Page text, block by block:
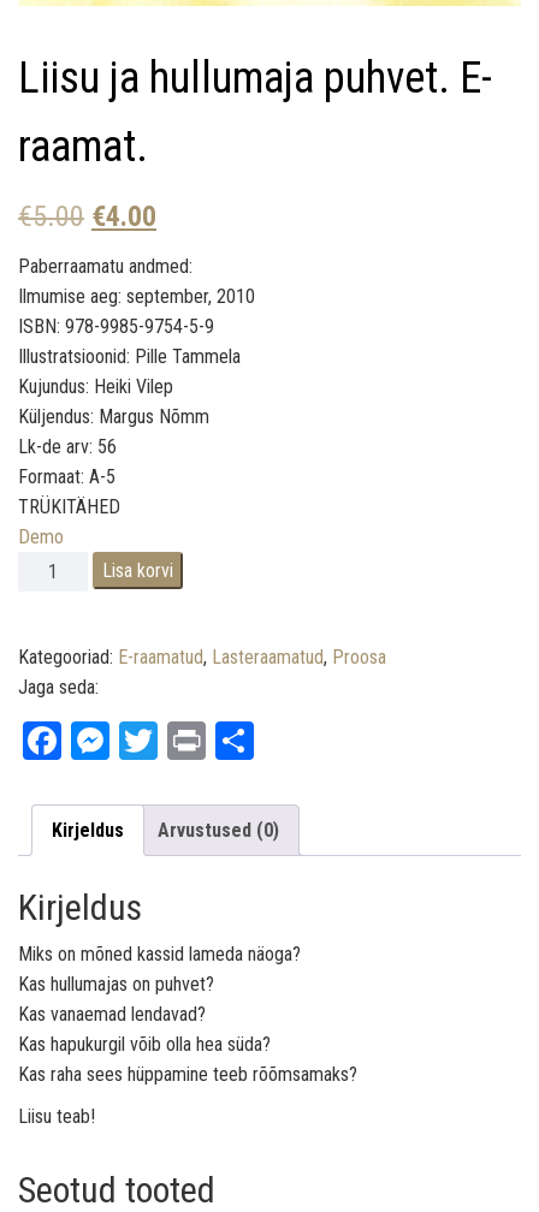
Liisu ja hullumaja puhvet. E-
raamat.
€5.00 Algne hind oli: €5.00.
€4.00
Paberraamatu andmed:
Ilmumise aeg: september, 2010
ISBN: 978-9985-9754-5-9
Illustratsioonid: Pille Tammela
Kujundus: Heiki Vilep
Küljendus: Margus Nõmm
Lk-de arv: 56
Formaat: A-5
TRÜKITÄHED
Demo
Liisu ja hullumaja puhvet. E-raamat. kogus
Lisa korvi
Kategooriad: E-raamatud, Lasteraamatud, Proosa
Jaga seda:
Fa
bo
ok
M
se
ng
er
T
tt
er
Pr
e
Kirjeldus Arvustused (0)
Kirjeldus
Miks on mõned kassid lameda näoga?
Kas hullumajas on puhvet?
Kas vanaemad lendavad?
Kas hapukurgil võib olla hea süda?
Kas raha sees hüppamine teeb rõõmsamaks?
Liisu teab!
Seotud tooted